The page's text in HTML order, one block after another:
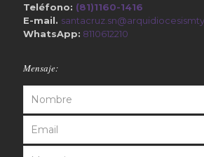
Teléfono: (81)1160-1416
E-mail.
WhatsApp: 8110612210
Mensaje: